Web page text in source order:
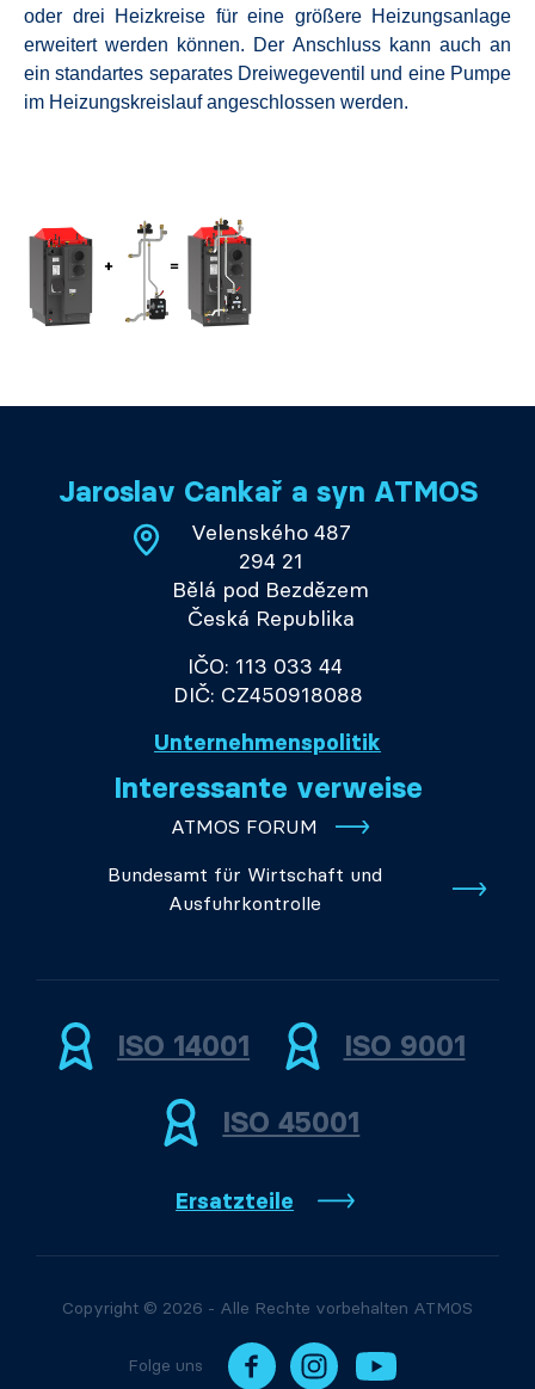
oder drei Heizkreise für eine größere Heizungsanlage
erweitert werden können. Der Anschluss kann auch an
ein standartes separates Dreiwegeventil und eine Pumpe
im Heizungskreislauf angeschlossen werden.
Jaroslav Cankař a syn ATMOS
Velenského 487
294 21
Bělá pod Bezdězem
Česká Republika
IČO: 113 033 44
DIČ: CZ450918088
Unternehmenspolitik
Interessante verweise
ATMOS FORUM
Bundesamt für Wirtschaft und
Ausfuhrkontrolle
ISO 14001 ISO 9001
ISO 45001
Ersatzteile
Copyright © 2026 - Alle Rechte vorbehalten ATMOS
Folge uns